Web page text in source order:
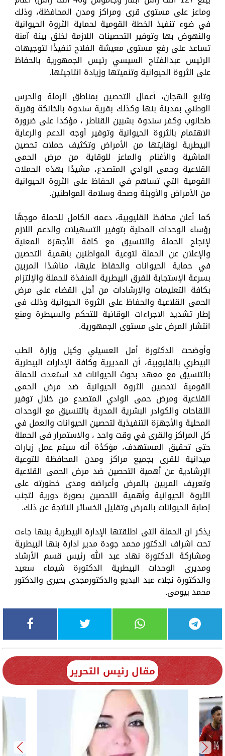
وماعز على مستوى قرى ومراكز ومدن المحافظة، وذلك
في ضوء تنفيذ الخطة القومية لحماية الثروة الحيوانية
والنهوض بها وتوفير التحصينات اللازمة لخلق بيئة آمنة
تساعد على رفع مستوى معيشة الفلاح تنفيذًا لتوجيهات
الرئيس عبدالفتاح السيسي رئيس الجمهورية بالحفاظ
على الثروة الحيوانية وتنميتها وزيادة انتاجيتها.
وتابع الهجان، أعمال التحصين بمناطق الرملة والحرس
الوطني بمدينة بنها وكذلك بقرية سندوة بالخانكة وقرية
طحانوب وكفر سندوة بشبين القناطر ، مؤكدا على ضرورة
الاهتمام بالثروة الحيوانية وتوفير أوجه الدعم والرعاية
البيطرية لوقايتها من الأمراض وتكثيف حملات تحصين
الماشية والأغنام والماعز للوقاية من مرض الحمى
القلاعية وحمى الوادي المتصدع، مشيدًا بهذه الحملات
القومية التي تساهم في الحفاظ على الثروة الحيوانية
من الأمراض والأوبئة وصحة وسلامة المواطنين.
كما أعلن محافظ القليوبية، دعمه الكامل للحملة موجهًا
رؤساء الوحدات المحلية بتوفير التسهيلات والدعم اللازم
لإنجاح الحملة والتنسيق مع كافة الأجهزة المعنية
والإعلان عن الحملة لتوعية المواطنين بأهمية التحصين
في حماية الحيوانات والحفاظ عليها، مناشدًا المربين
بسرعة الإستجابة للفرق البيطرية المنفذة للحملة والإلتزام
بكافة التعليمات والإرشادات من أجل القضاء على مرض
الحمى القلاعية والحفاظ على الثروة الحيوانية وذلك فى
إطار تشديد الاجراءات الوقائية للتحكم والسيطرة ومنع
انتشار المرض على مستوى الجمهورية.
وأوضحت الدكتورة أمل العسيلي وكيل وزارة الطب
البيطري بالقليوبية، أن المديرية وكافة الإدارات البيطرية
بالتنسيق مع معهد بحوث الحيوانات قد استعدت للحملة
القومية لتحصين الثروة الحيوانية ضد مرض الحمى
القلاعية ومرض حمى الوادي المتصدع من خلال توفير
اللقاحات والكوادر البشرية المدربة بالتنسيق مع الوحدات
المحلية والأجهزة التنفيذية لتحصين الحيوانات والعمل في
كل المراكز والقرى في وقت واحد ، والاستمرار فى الحملة
حتى تحقيق المستهدف، مؤكدًة أنه سيتم عمل زيارات
ميدانية للقرى بجميع مراكز ومدن المحافظة للتوعية
الإرشادية عن أهمية التحصين ضد مرض الحمى القلاعية
وتعريف المربين بالمرض وأعراضه ومدى خطورته على
الثروة الحيوانية وأهمية التحصين بصورة دورية لتجنب
إصابة الحيوانات بالمرض وتقليل الخسائر الناتجة عن ذلك.
يذكر ان الحملة التى اطلقتها الإدارة البيطرية ببنها جاءت
تحت اشراف الدكتور محمد جودة مدير ادارة بنها البيطرية
ومشاركة الدكتورة نهاد عبد الله رئيس قسم الأرشاد
ومديرى الوحدات البيطرية الدكتورة شيماء سعيد
والدكتورة نجلاء عبد البديع والدكتورمجدى بحيرى والدكتور
محمد بيومى.
مقال رئيس التحرير